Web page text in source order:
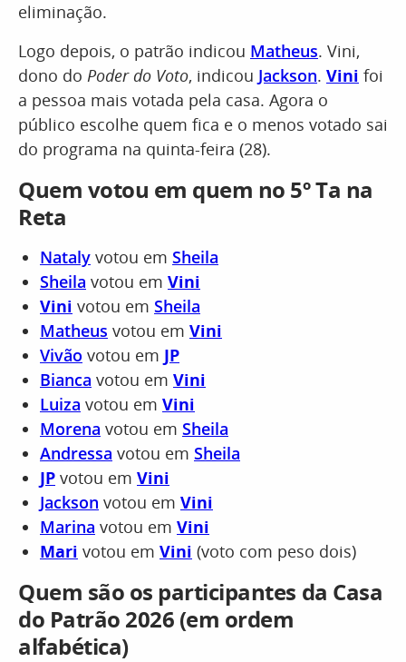
eliminação.
Logo depois, o patrão indicou Matheus. Vini,
dono do Poder do Voto, indicou Jackson. Vini foi
a pessoa mais votada pela casa. Agora o
público escolhe quem fica e o menos votado sai
do programa na quinta-feira (28).
Quem votou em quem no 5º Ta na
Reta
Nataly votou em Sheila
Sheila votou em Vini
Vini votou em Sheila
Matheus votou em Vini
Vivão votou em JP
Bianca votou em Vini
Luiza votou em Vini
Morena votou em Sheila
Andressa votou em Sheila
JP votou em Vini
Jackson votou em Vini
Marina votou em Vini
Mari votou em Vini (voto com peso dois)
Quem são os participantes da Casa
do Patrão 2026 (em ordem
alfabética)